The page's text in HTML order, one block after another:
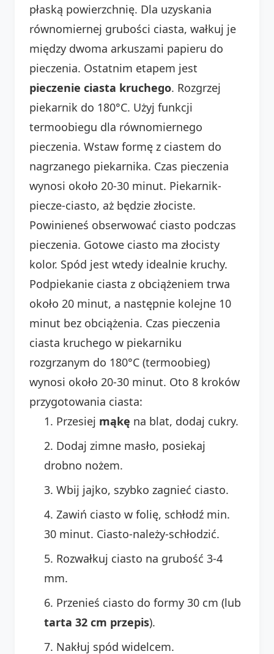
płaską powierzchnię. Dla uzyskania
równomiernej grubości ciasta, wałkuj je
między dwoma arkuszami papieru do
pieczenia. Ostatnim etapem jest
pieczenie ciasta kruchego. Rozgrzej
piekarnik do 180°C. Użyj funkcji
termoobiegu dla równomiernego
pieczenia. Wstaw formę z ciastem do
nagrzanego piekarnika. Czas pieczenia
wynosi około 20-30 minut. Piekarnik-
piecze-ciasto, aż będzie złociste.
Powinieneś obserwować ciasto podczas
pieczenia. Gotowe ciasto ma złocisty
kolor. Spód jest wtedy idealnie kruchy.
Podpiekanie ciasta z obciążeniem trwa
około 20 minut, a następnie kolejne 10
minut bez obciążenia. Czas pieczenia
ciasta kruchego w piekarniku
rozgrzanym do 180°C (termoobieg)
wynosi około 20-30 minut. Oto 8 kroków
przygotowania ciasta:
Przesiej mąkę na blat, dodaj cukry.
Dodaj zimne masło, posiekaj
drobno nożem.
Wbij jajko, szybko zagnieć ciasto.
Zawiń ciasto w folię, schłodź min.
30 minut. Ciasto-należy-schłodzić.
Rozwałkuj ciasto na grubość 3-4
mm.
Przenieś ciasto do formy 30 cm (lub
tarta 32 cm przepis).
Nakłuj spód widelcem.